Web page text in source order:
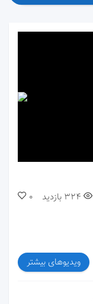
0 324 بازدید
ویدیوهای بیشتر